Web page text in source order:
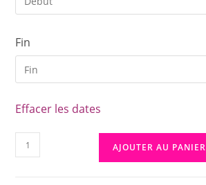
Fin
Effacer les dates
AJOUTER AU PANIER